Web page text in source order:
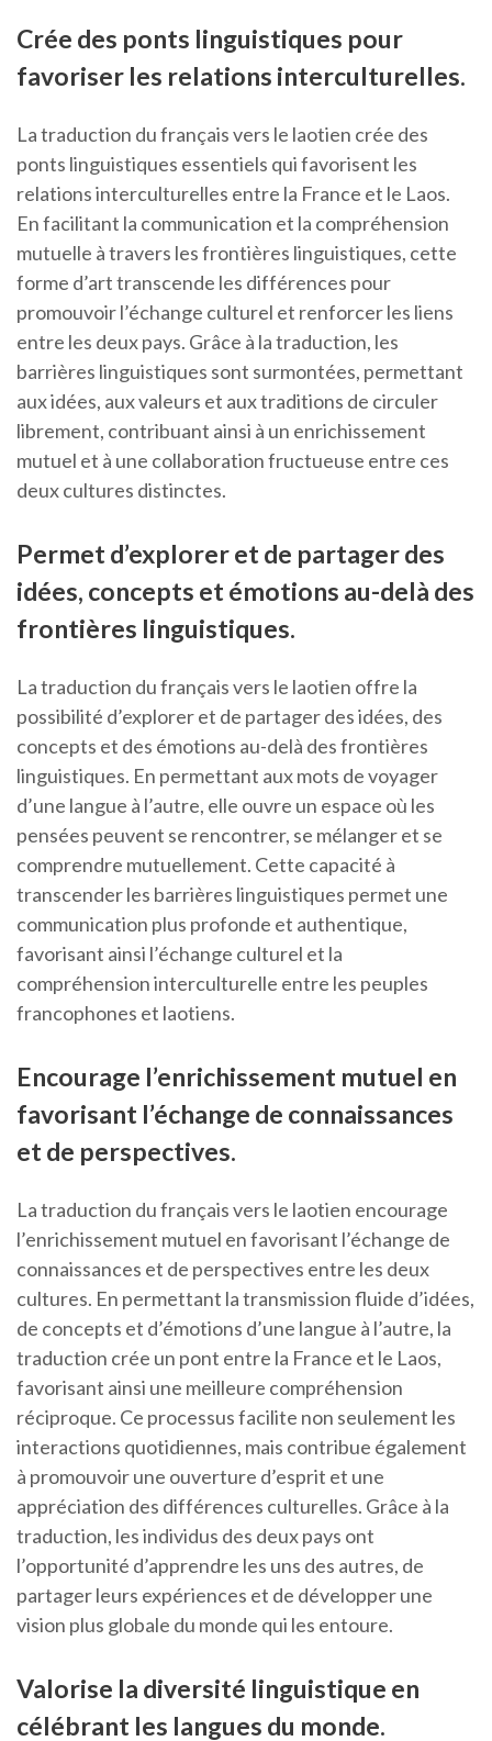
Crée des ponts linguistiques pour
favoriser les relations interculturelles.
La traduction du français vers le laotien crée des
ponts linguistiques essentiels qui favorisent les
relations interculturelles entre la France et le Laos.
En facilitant la communication et la compréhension
mutuelle à travers les frontières linguistiques, cette
forme d’art transcende les différences pour
promouvoir l’échange culturel et renforcer les liens
entre les deux pays. Grâce à la traduction, les
barrières linguistiques sont surmontées, permettant
aux idées, aux valeurs et aux traditions de circuler
librement, contribuant ainsi à un enrichissement
mutuel et à une collaboration fructueuse entre ces
deux cultures distinctes.
Permet d’explorer et de partager des
idées, concepts et émotions au-delà des
frontières linguistiques.
La traduction du français vers le laotien offre la
possibilité d’explorer et de partager des idées, des
concepts et des émotions au-delà des frontières
linguistiques. En permettant aux mots de voyager
d’une langue à l’autre, elle ouvre un espace où les
pensées peuvent se rencontrer, se mélanger et se
comprendre mutuellement. Cette capacité à
transcender les barrières linguistiques permet une
communication plus profonde et authentique,
favorisant ainsi l’échange culturel et la
compréhension interculturelle entre les peuples
francophones et laotiens.
Encourage l’enrichissement mutuel en
favorisant l’échange de connaissances
et de perspectives.
La traduction du français vers le laotien encourage
l’enrichissement mutuel en favorisant l’échange de
connaissances et de perspectives entre les deux
cultures. En permettant la transmission fluide d’idées,
de concepts et d’émotions d’une langue à l’autre, la
traduction crée un pont entre la France et le Laos,
favorisant ainsi une meilleure compréhension
réciproque. Ce processus facilite non seulement les
interactions quotidiennes, mais contribue également
à promouvoir une ouverture d’esprit et une
appréciation des différences culturelles. Grâce à la
traduction, les individus des deux pays ont
l’opportunité d’apprendre les uns des autres, de
partager leurs expériences et de développer une
vision plus globale du monde qui les entoure.
Valorise la diversité linguistique en
célébrant les langues du monde.